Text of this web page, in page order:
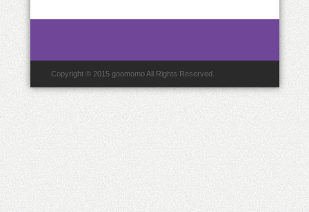
カ
Copyright © 2015 goomomo All Rights Reserved.